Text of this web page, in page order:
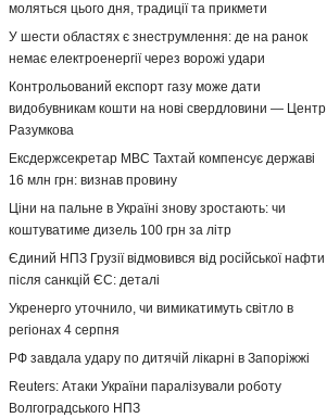
моляться цього дня, традиції та прикмети
У шести областях є знеструмлення: де на ранок
немає електроенергії через ворожі удари
Контрольований експорт газу може дати
видобувникам кошти на нові свердловини — Центр
Разумкова
Ексдержсекретар МВС Тахтай компенсує державі
16 млн грн: визнав провину
Ціни на пальне в Україні знову зростають: чи
коштуватиме дизель 100 грн за літр
Єдиний НПЗ Грузії відмовився від російської нафти
після санкцій ЄС: деталі
Укренерго уточнило, чи вимикатимуть світло в
регіонах 4 серпня
РФ завдала удару по дитячій лікарні в Запоріжжі
Reuters: Атаки України паралізували роботу
Волгоградського НПЗ